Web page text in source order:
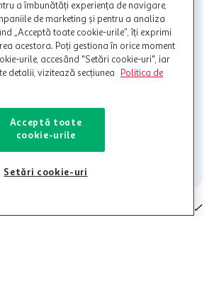
mentionate in Termene si Conditii. Auchan
utilizarii Cardului in perioada in
sau in perioada in care sunt efectuate
tehnice la sistemul de utilizarea al Cardului.
Contacteaza-ne!
9141 contact@auchan.ro
Contact
a îmbunătăți experiența de navigare,
de marketing și pentru a analiza
„Acceptă toate cookie-urile”, îți exprimi
acestora. Poți gestiona în orice moment
urile, accesând "Setări cookie-uri", iar
detalii, vizitează secțiunea
Politica de
Acceptă toate
cookie-urile
Setări cookie-uri